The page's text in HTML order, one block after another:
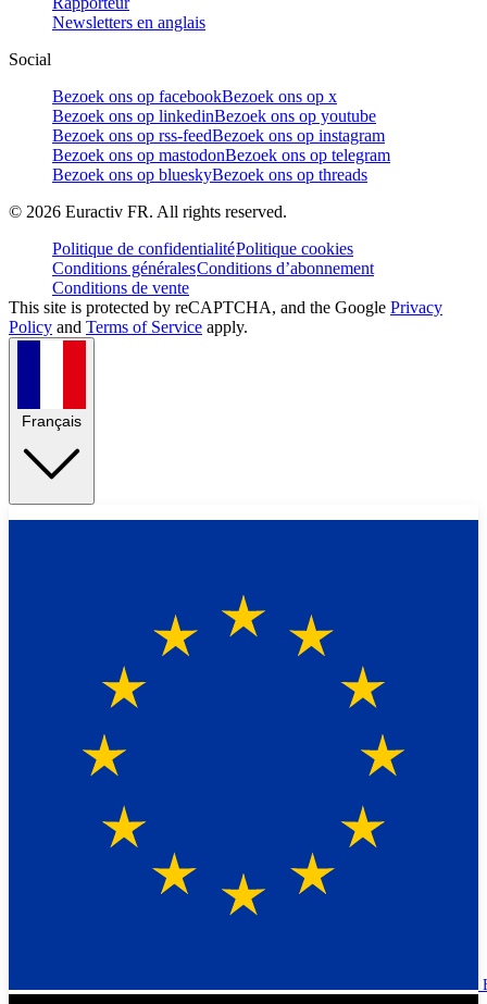
Newsletters en anglais
Social
Bezoek ons op facebookBezoek ons op x
Bezoek ons op linkedinBezoek ons op youtube
Bezoek ons op rss-feedBezoek ons op instagram
Bezoek ons op mastodonBezoek ons op telegram
Bezoek ons op blueskyBezoek ons op threads
© 2026 Euractiv FR. All rights reserved.
Politique de confidentialitéPolitique cookies
Conditions généralesConditions d’abonnement
Conditions de vente
This site is protected by reCAPTCHA, and the Google Privacy
Policy and Terms of Service apply.
Français